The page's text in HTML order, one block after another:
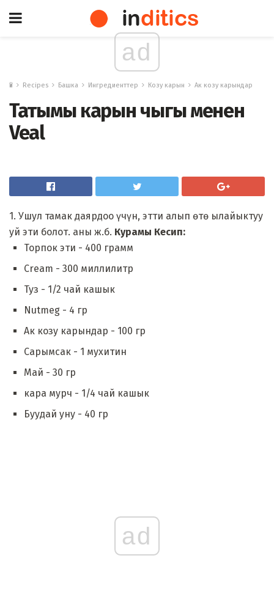
ad
Үй Recipes Башка Ингредиенттер Козу карын Ак козу карындар
Татымы карын чыгы менен
Veal
1. Ушул тамак даярдоо үчүн, этти алып өтө ылайыктуу
уй эти болот. аны ж.б. Курамы Кесип:
Торпок эти - 400 грамм
Cream - 300 миллилитр
Туз - 1/2 чай кашык
Nutmeg - 4 гр
Ак козу карындар - 100 гр
Сарымсак - 1 мухитин
Май - 30 гр
кара мурч - 1/4 чай кашык
Буудай уну - 40 гр
ad